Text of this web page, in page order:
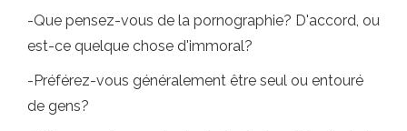
-Que pensez-vous de la pornographie? D'accord, ou
est-ce quelque chose d'immoral?
-Préférez-vous généralement être seul ou entouré
de gens?